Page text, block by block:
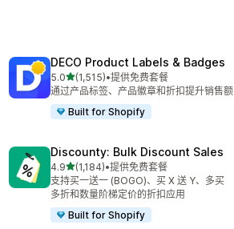
DECO Product Labels & Badges
5.0星（满分 5 星）
(1,515)
总共 1515 条评论
•提供免费套餐
通过产品标签、产品徽章和折扣提升销售额
Built for Shopify
Discounty: Bulk Discount Sales
4.9星（满分 5 星）
(1,184)
总共 1184 条评论
•提供免费套餐
支持买一送一 (BOGO)、买 X 送 Y、多买
多折和数量阶梯定价的折扣应用
Built for Shopify